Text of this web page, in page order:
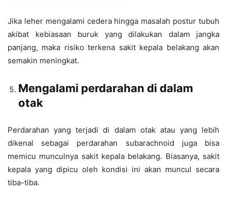
Jika leher mengalami cedera hingga masalah postur tubuh
akibat kebiasaan buruk yang dilakukan dalam jangka
panjang, maka risiko terkena sakit kepala belakang akan
semakin meningkat.
Mengalami perdarahan di dalam
otak
Perdarahan yang terjadi di dalam otak atau yang lebih
dikenal sebagai perdarahan subarachnoid juga bisa
memicu munculnya sakit kepala belakang. Biasanya, sakit
kepala yang dipicu oleh kondisi ini akan muncul secara
tiba-tiba.